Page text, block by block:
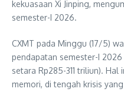
kekuasaan Xi Jinping,
semester-I 2026.
CXMT pada Minggu (17/5)
pendapatan semester-I 2026
setara Rp285-311 triliun).
memori, di tengah krisis